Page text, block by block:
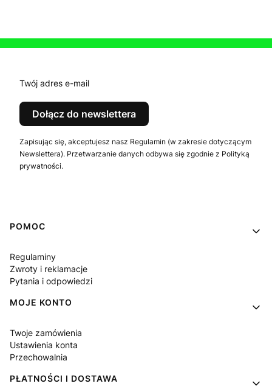
Twój adres e-mail
Dołącz do newslettera
Zapisując się, akceptujesz nasz Regulamin (w zakresie dotyczącym
Newslettera). Przetwarzanie danych odbywa się zgodnie z Polityką
prywatności.
Linki w stopce
POMOC
Regulaminy
Zwroty i reklamacje
Pytania i odpowiedzi
MOJE KONTO
Twoje zamówienia
Ustawienia konta
Przechowalnia
PŁATNOŚCI I DOSTAWA